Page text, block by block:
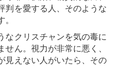
判を愛する人、そのような
なクリスチャンを気の毒に
せん。視力が非常に悪く、
見えない人がいたら、その